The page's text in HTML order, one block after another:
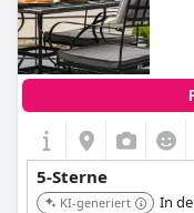
5-Sterne
KI-generiert
In